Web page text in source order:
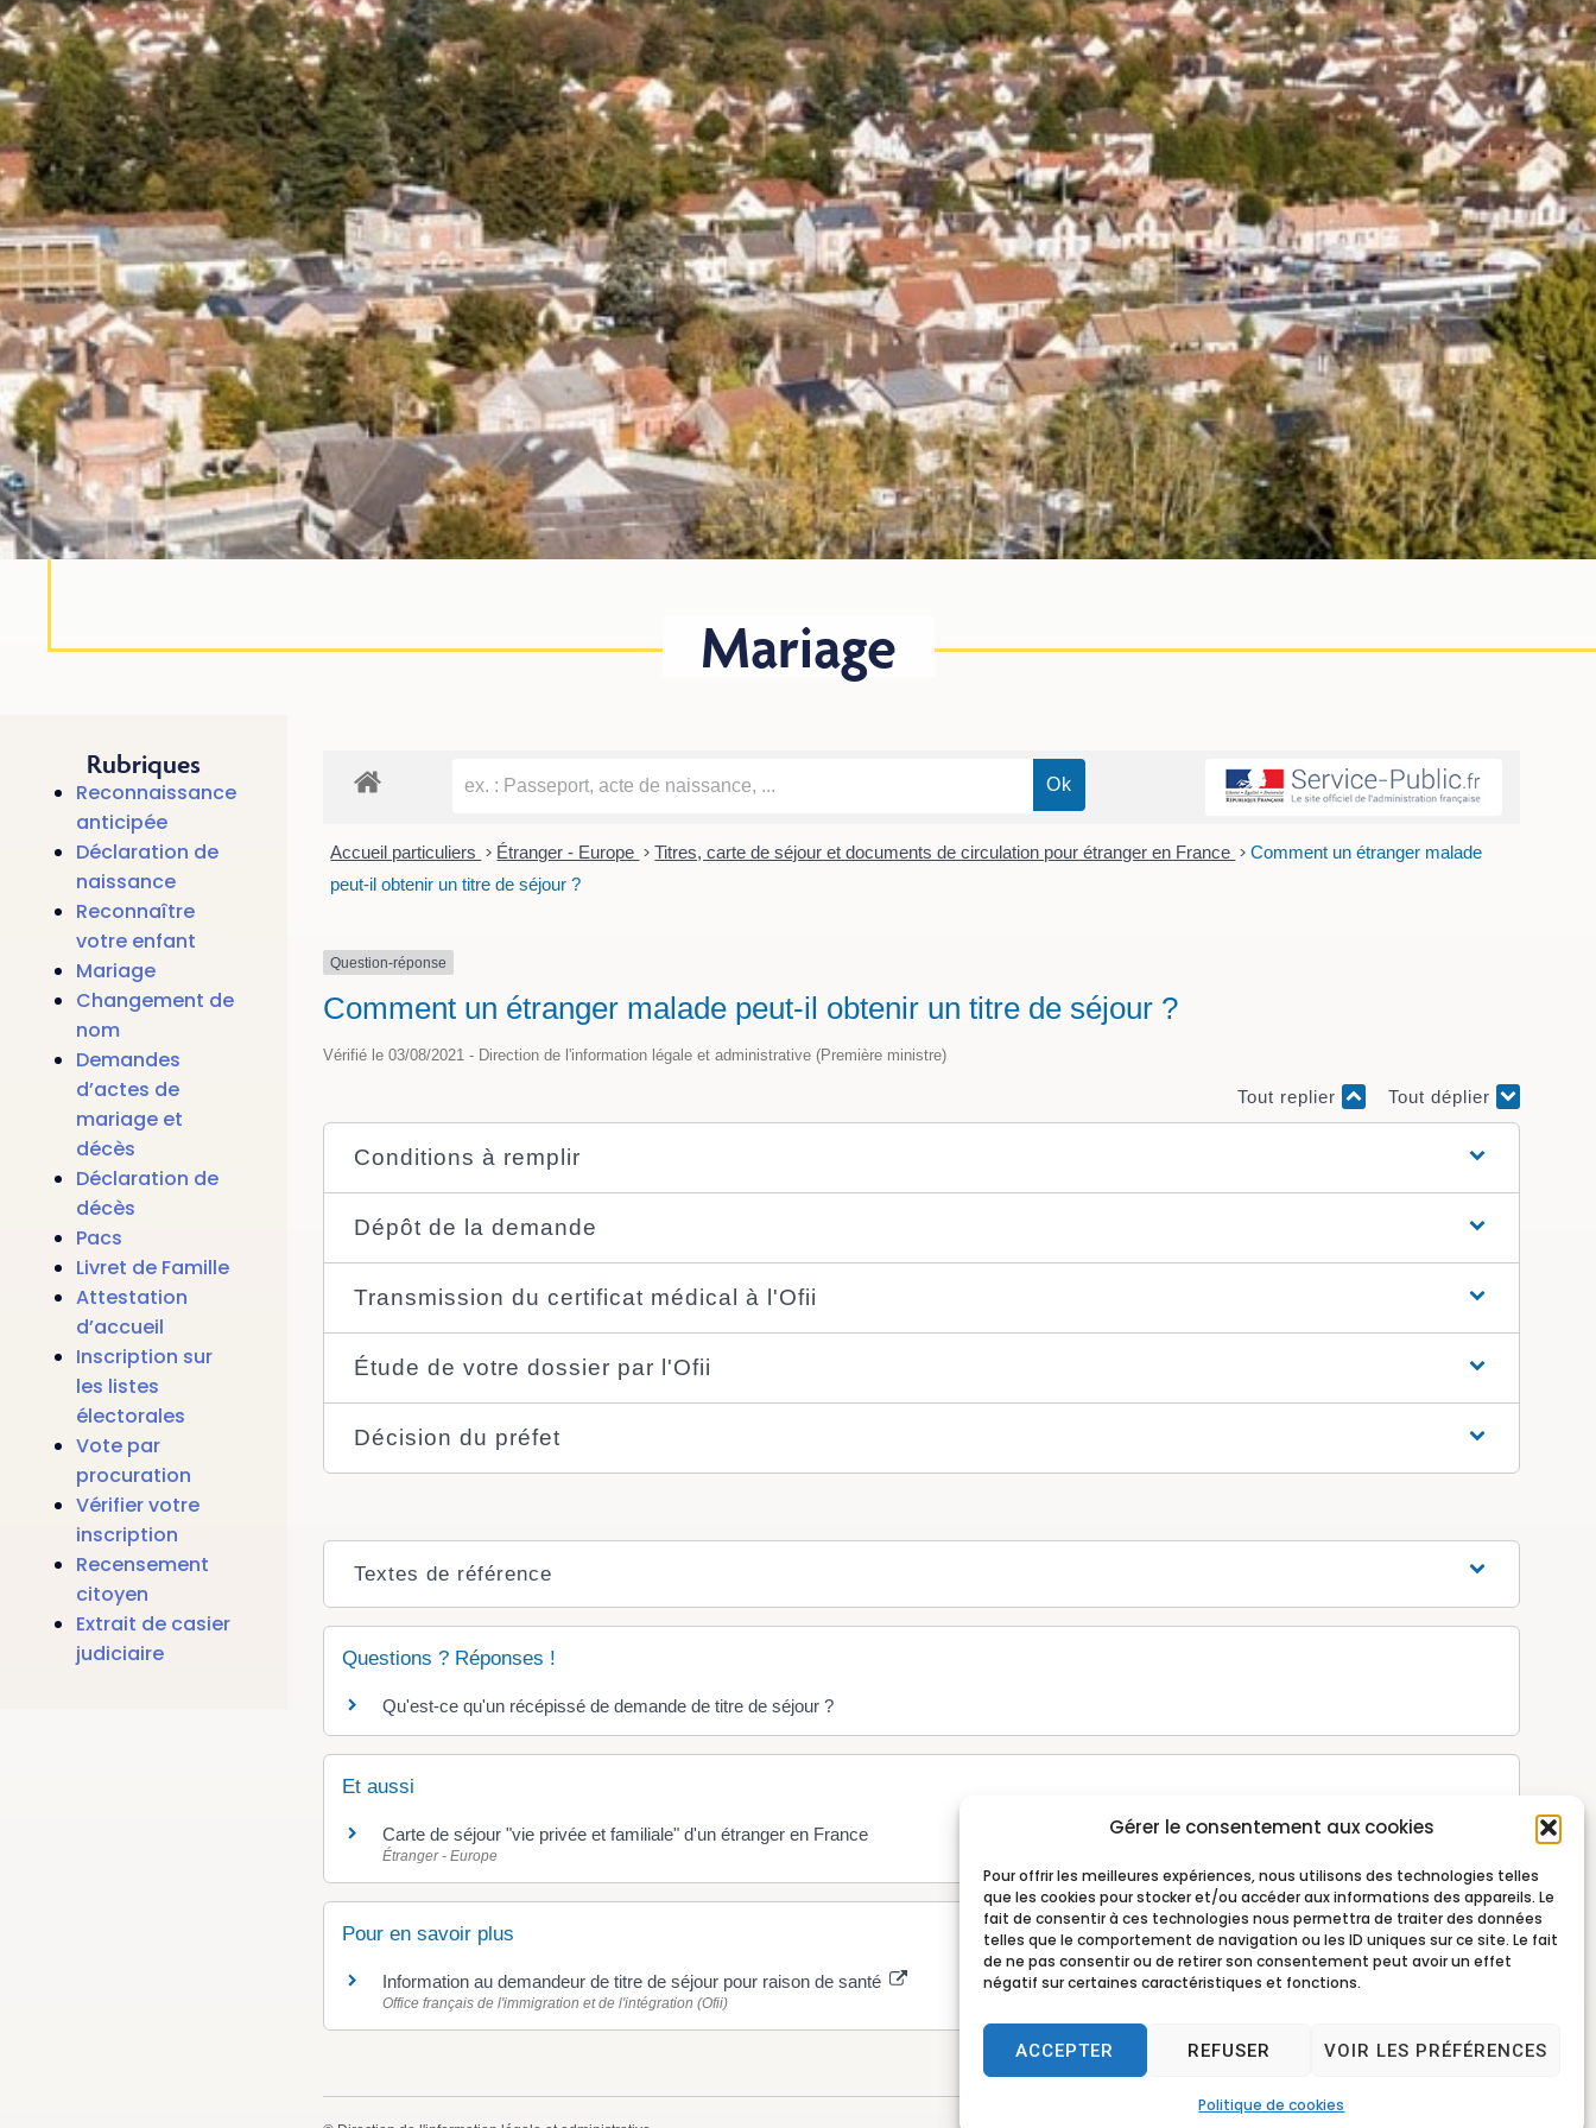
Gérer le consentement aux cookies
Pour offrir les meilleures expériences, nous utilisons des technologies telles
que les cookies pour stocker et/ou accéder aux informations des appareils. Le
fait de consentir à ces technologies nous permettra de traiter des données
telles que le comportement de navigation ou les ID uniques sur ce site. Le fait
de ne pas consentir ou de retirer son consentement peut avoir un effet
négatif sur certaines caractéristiques et fonctions.
ACCEPTER REFUSER VOIR LES PRÉFÉRENCES
Politique de cookies
Mariage
Rubriques
Reconnaissance
anticipée
Déclaration de
naissance
Reconnaître
votre enfant
Mariage
Changement de
nom
Demandes
d’actes de
mariage et
décès
Déclaration de
décès
Pacs
Livret de Famille
Attestation
d’accueil
Inscription sur
les listes
électorales
Vote par
procuration
Vérifier votre
inscription
Recensement
citoyen
Extrait de casier
judiciaire
Accueil particuliers > Étranger - Europe > Titres, carte de séjour et documents de circulation pour étranger en France > Comment un étranger malade
peut-il obtenir un titre de séjour ?
Question-réponse
Comment un étranger malade peut-il obtenir un titre de séjour ?
Vérifié le 03/08/2021 - Direction de l'information légale et administrative (Première ministre)
Tout replier Tout déplier
Conditions à remplir
Dépôt de la demande
Transmission du certificat médical à l'Ofii
Étude de votre dossier par l'Ofii
Décision du préfet
Textes de référence
Questions ? Réponses !
Qu'est-ce qu'un récépissé de demande de titre de séjour ?
Et aussi
Carte de séjour "vie privée et familiale" d'un étranger en France
Étranger - Europe
Pour en savoir plus
Information au demandeur de titre de séjour pour raison de santé
Office français de l'immigration et de l'intégration (Ofii)